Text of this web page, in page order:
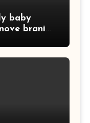
baby
brani